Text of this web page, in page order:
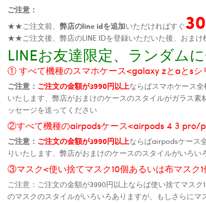
ご注意：
★★ご注文前、 弊店のline idを追加いただければすぐ
★★ご注文後、弊店のLINE IDを登録いただいた後、おま
LINEお友達限定、ランダム
① すべて機種のスマホケース<galaxy zとaとs
ご注意： ご注文の金額が3990円以上ならばスマホケース
いたします、弊店がおまけのケースのスタイルがガラス
ッセージを送ってください
②すべて機種のairpodsケース<airpods 4 3 pro/
ご注意： ご注文の金額が3990円以上ならばairpodsケース
りいたします、弊店がおまけのケースのスタイルがいろ
③マスク<使い捨てマスク10個あるいは布マスク
ご注意：ご注文の金額が3990円以上ならば使い捨てマス
のマスクのスタイルがいろいろありますが、もしさらに